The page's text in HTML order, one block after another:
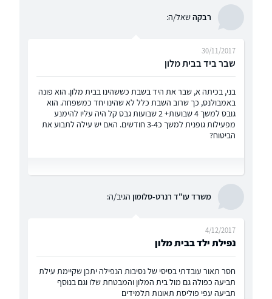
רבקהשאל/ה:
שבר ביד בבית מלון
30/11/2017
בני, בכיתה א, שבר את היד בשבת כששהינו בבית מלון. הוא פונה
באמבולנס, כך שרוב השבת כלל לא שהינו יחד כמשפחה. הוא
גובס למשך 4 שבועות+ 2 שבועות גבס קל היה עליו להימנע
מפעילות גופנית למשך כ3-4 חודשים. האם יש עילה לתבוע את
הביטוח?
משרד עו"ד רנרט-סלומון הגיב/ה:
נפילת ילד בבית מלון
4/12/2017
חסר תאור עובדתי בסיסי של נסיבות הנפילה יתכן שקיימת עילת
תביעה כפולה גם מול בית המלון והמבטחת שלו וגם בנוסף
תביעה עפי פוליסת תאונות תלמידים